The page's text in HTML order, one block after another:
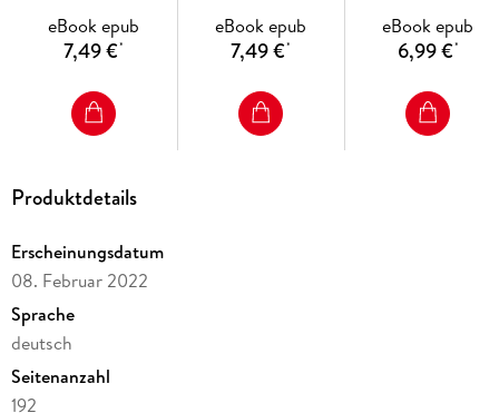
- Manga Passion.
--- Dieses spezielle E-Book-Format kann auf allen aktuelleren
Tablets und Geräten mit Zoomfunktion gelesen werden. Dein
EPUB3- oder mobi/KF8-Format unterstützen. Weitere
Informationen findest du auf der Homepage von Egmont Manga.
eBook epub
7,49 €*
eBook epub
7,49 €*
eBook epub
6,99 €*
Produktdetails
Erscheinungsdatum
08. Februar 2022
Sprache
deutsch
Seitenanzahl
192